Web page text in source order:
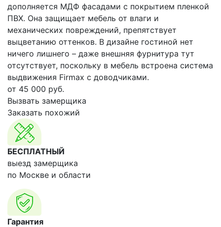
дополняется МДФ фасадами с покрытием пленкой
ПВХ. Она защищает мебель от влаги и
механических повреждений, препятствует
выцветанию оттенков. В дизайне гостиной нет
ничего лишнего – даже внешняя фурнитура тут
отсутствует, поскольку в мебель встроена система
выдвижения Firmax с доводчиками.
от 45 000 руб.
Вызвать замерщика
Заказать похожий
БЕСПЛАТНЫЙ
выезд замерщика
по Москве и области
Гарантия